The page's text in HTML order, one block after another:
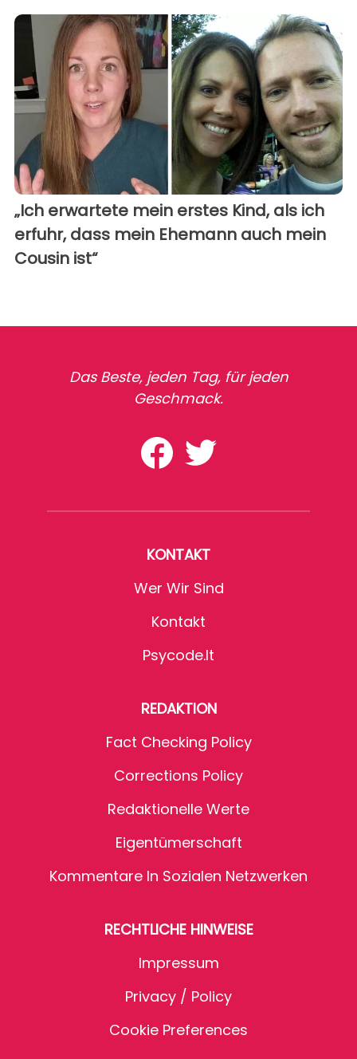
„Ich erwartete mein erstes Kind, als ich
erfuhr, dass mein Ehemann auch mein
Cousin ist“
Das Beste, jeden Tag, für jeden
Geschmack.
KONTAKT
Wer Wir Sind
Kontakt
Psycode.it
REDAKTION
Fact Checking Policy
Corrections Policy
Redaktionelle Werte
Eigentümerschaft
Kommentare In Sozialen Netzwerken
RECHTLICHE HINWEISE
Impressum
Privacy / Policy
Cookie Preferences